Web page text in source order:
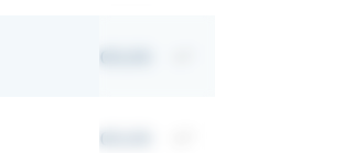
00,00
00,00